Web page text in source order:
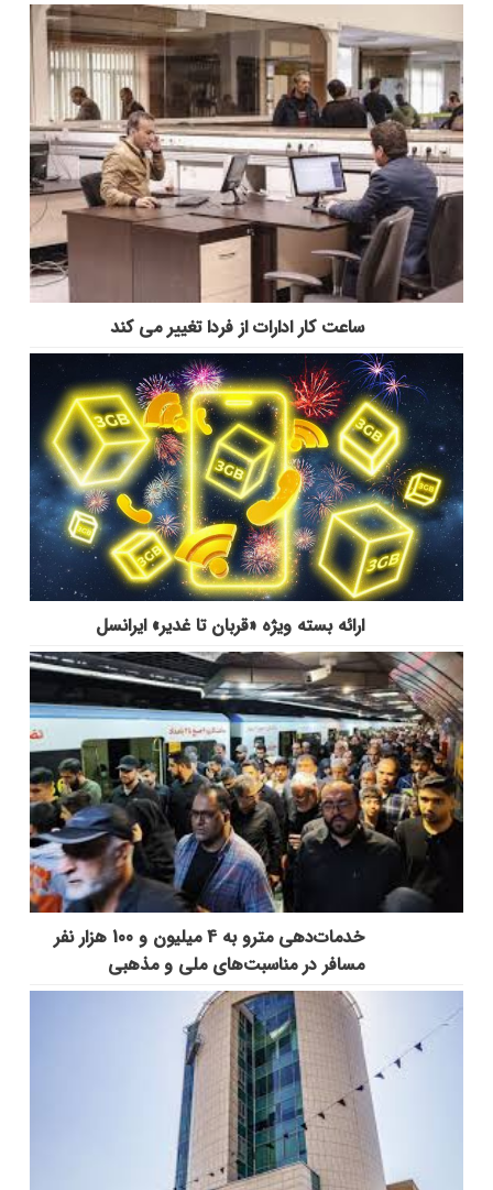
ساعت کار ادارات از فردا تغییر می کند
ارائه بسته ویژه «قربان تا غدیر» ایرانسل
خدمات‌دهي مترو به 4 ميليون و 100 هزار نفر
مسافر در مناسبت‌هاي ملي و مذهبي